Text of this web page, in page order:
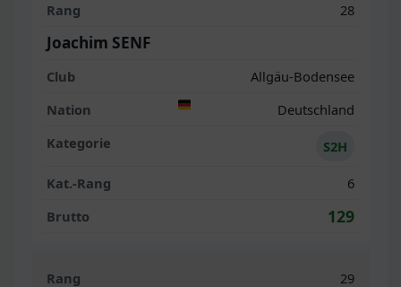
28
Joachim SENF
Allgäu-Bodensee
Deutschland
S2H
6
129
29